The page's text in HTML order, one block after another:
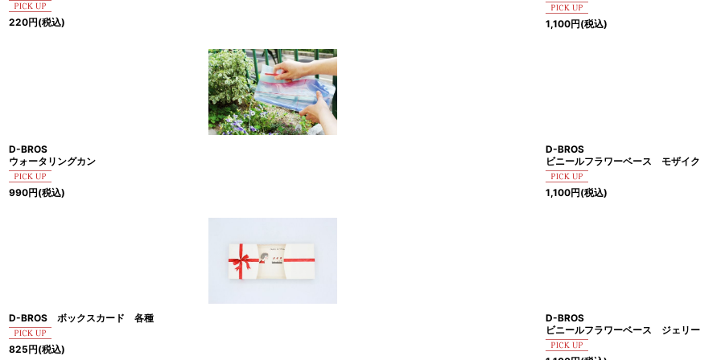
220円(税込) 1,100円(税込)
D-BROS
ウォータリングカン
990円(税込)
D-BROS
ビニールフラワーベース モザイク
1,100円(税込)
D-BROS ボックスカード 各種
825円(税込)
D-BROS
ビニールフラワーベース ジェリー